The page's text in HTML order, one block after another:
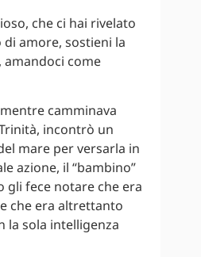
che ci hai rivelato
amore, sostieni la
amandoci come
camminava
incontrò un
mare per versarla in
azione, il “bambino”
gli fece notare che era
che era altrettanto
la sola intelligenza